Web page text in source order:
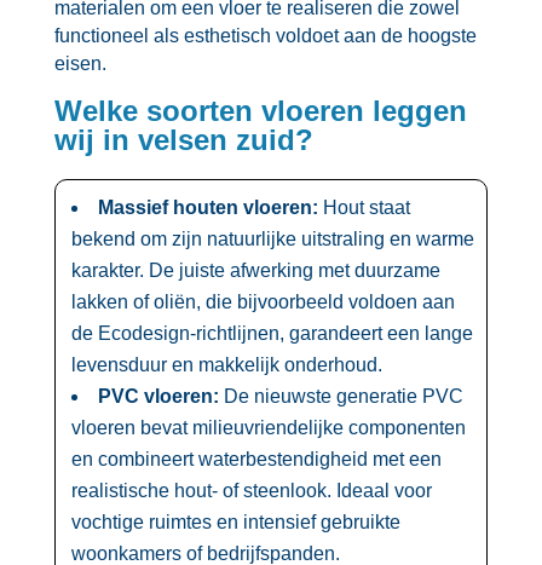
materialen om een vloer te realiseren die zowel
functioneel als esthetisch voldoet aan de hoogste
eisen.​
Welke soorten vloeren leggen
wij in velsen zuid?
Massief houten vloeren: Hout staat
bekend om zijn natuurlijke uitstraling en warme
karakter.​ De juiste afwerking met duurzame
lakken of oliën, die bijvoorbeeld voldoen aan
de Ecodesign-richtlijnen, garandeert een lange
levensduur en makkelijk onderhoud.​
PVC vloeren: De nieuwste generatie PVC
vloeren bevat milieuvriendelijke componenten
en combineert waterbestendigheid met een
realistische hout- of steenlook.​ Ideaal voor
vochtige ruimtes en intensief gebruikte
woonkamers of bedrijfspanden.​